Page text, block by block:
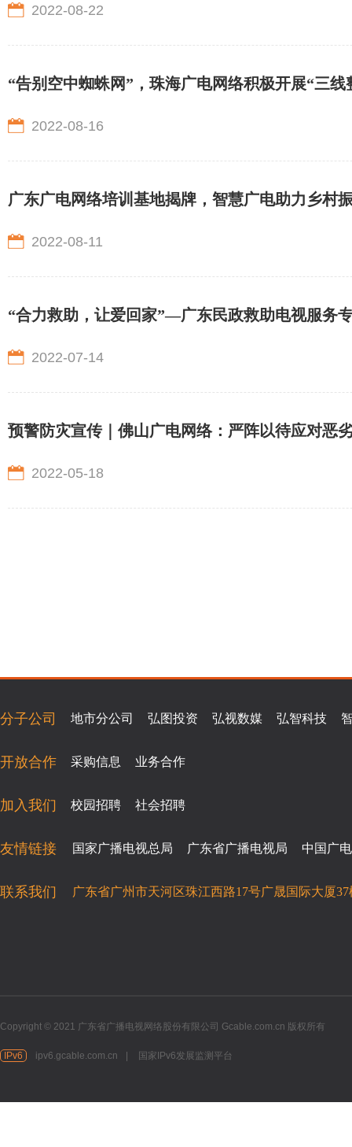
2022-08-22
“告别空中蜘蛛网”，珠海广电网络积极开展“三线
2022-08-16
广东广电网络培训基地揭牌，智慧广电助力乡村
2022-08-11
“合力救助，让爱回家”—广东民政救助电视服务
2022-07-14
预警防灾宣传｜佛山广电网络：严阵以待应对恶
2022-05-18
分子公司 地市分公司 弘图投资 弘视数媒 弘智科技
开放合作 采购信息 业务合作
加入我们 校园招聘 社会招聘
友情链接 国家广播电视总局 广东省广播电视局 中国广电
联系我们 广东省广州市天河区珠江西路17号广晟国际大厦37
Copyright © 2021 广东省广播电视网络股份有限公司 Gcable.com.cn 版权所有
IPv6 ipv6.gcable.com.cn 国家IPv6发展监测平台